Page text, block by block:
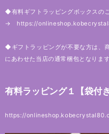
◆有料ギフトラッピングボックスの
→ https://
◆ギフトラッピングが不要な方は、
にあわせた当店の通常梱包となります
有料ラッピング１【袋
https://